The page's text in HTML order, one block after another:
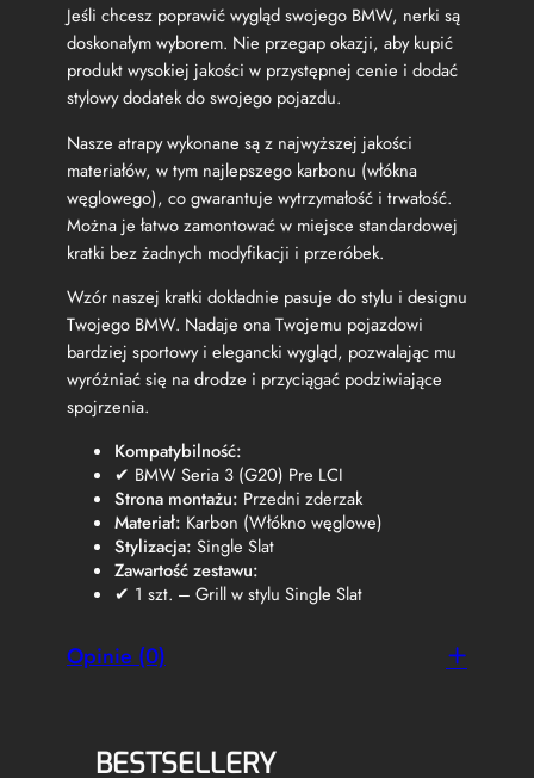
e
r
k
i
M
G
2
0
P
e
L
C
I
S
Jeśli chcesz poprawić wygląd swojego BMW, nerki są
doskonałym wyborem. Nie przegap okazji, aby kupić
produkt wysokiej jakości w przystępnej cenie i dodać
stylowy dodatek do swojego pojazdu.
Nasze atrapy wykonane są z najwyższej jakości
materiałów, w tym najlepszego karbonu (włókna
węglowego), co gwarantuje wytrzymałość i trwałość.
Można je łatwo zamontować w miejsce standardowej
kratki bez żadnych modyfikacji i przeróbek.
Wzór naszej kratki dokładnie pasuje do stylu i designu
Twojego BMW. Nadaje ona Twojemu pojazdowi
bardziej sportowy i elegancki wygląd, pozwalając mu
wyróżniać się na drodze i przyciągać podziwiające
spojrzenia.
Kompatybilność:
✔ BMW Seria 3 (G20) Pre LCI
Strona montażu: Przedni zderzak
Materiał: Karbon (Włókno węglowe)
Stylizacja: Single Slat
Zawartość zestawu:
✔ 1 szt. – Grill w stylu Single Slat
Opinie (0)
BESTSELLERY